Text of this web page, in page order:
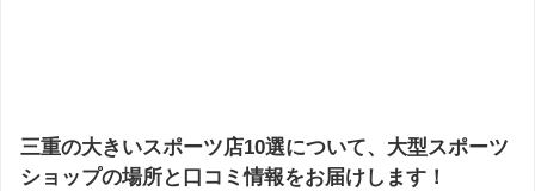
三重の大きいスポーツ店10選について、大型スポーツ
ショップの場所と口コミ情報をお届けします！